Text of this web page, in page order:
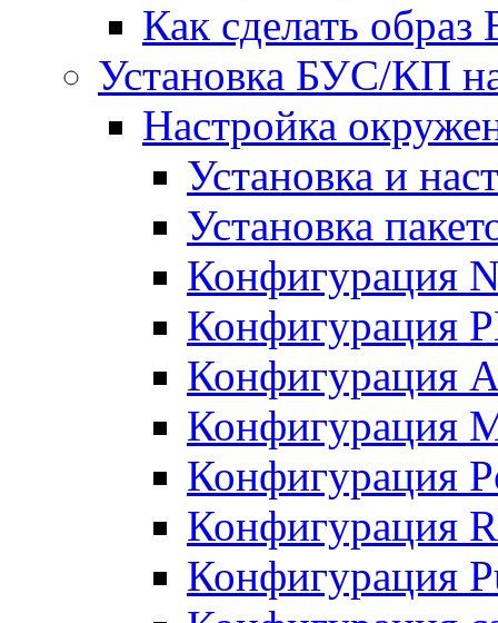
Как сделать
Установка БУС/КП
Настройка
Установка и
Установка
Конфигурация
Конфигурация
Конфигурация
Конфигурация
Конфигурация
Конфигурация
Конфигурация